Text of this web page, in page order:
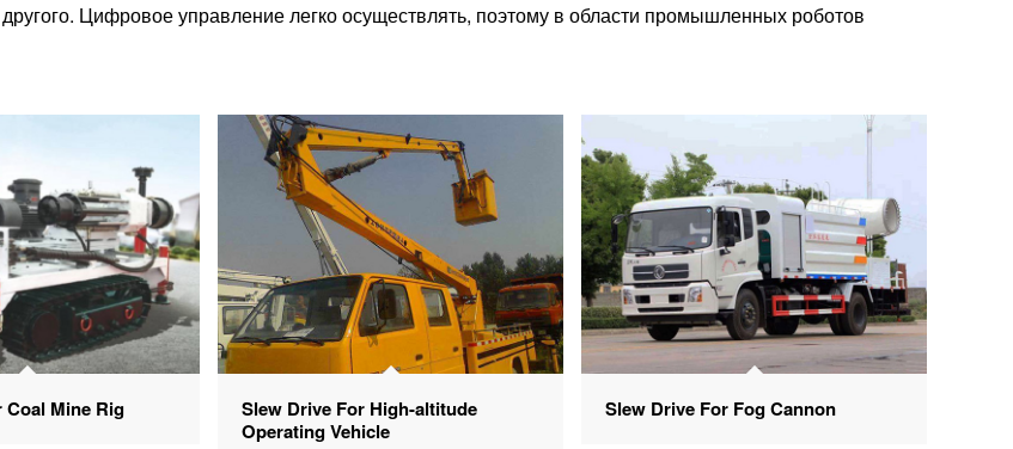
Цифровое управление легко осуществлять, поэтому в области промышленных роботов
Mine Rig
Slew Drive For High-altitude
Operating Vehicle
Slew Drive For Fog Cannon